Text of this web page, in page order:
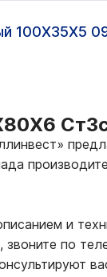
100Х35Х5
и
звоните по